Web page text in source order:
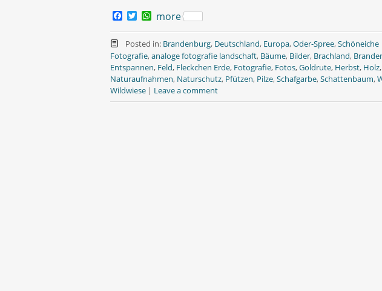
c
e
b
o
o
k
T
i
t
t
e
r
W
a
t
s
A
p
p
more
Posted in: Brandenburg, Deutschland, Europa,Oder-Spree,Schöneiche
Fotografie,analoge fotografie landschaft, Bäume, Bilder, Brachland,
Entspannen, Feld, Fleckchen Erde, Fotografie, Fotos,Goldrute, Herbst, Holz,
Naturaufnahmen, Naturschutz, Pfützen, Pilze,Schafgarbe,Schattenbaum,
Wildwiese | Leave a comment